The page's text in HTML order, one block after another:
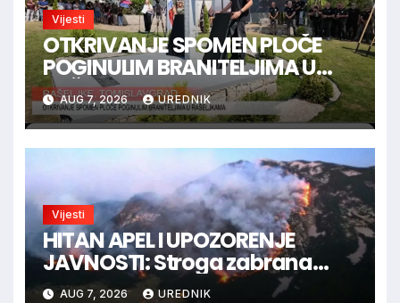
Vijesti
OTKRIVANJE SPOMEN PLOČE
POGINULIM BRANITELJIMA U
RAŠELJKAMA
AUG 7, 2026 UREDNIK
Vijesti
HITAN APEL I UPOZORENJE
JAVNOSTI: Stroga zabrana
loženja vatre u Parku prirode
AUG 7, 2026 UREDNIK